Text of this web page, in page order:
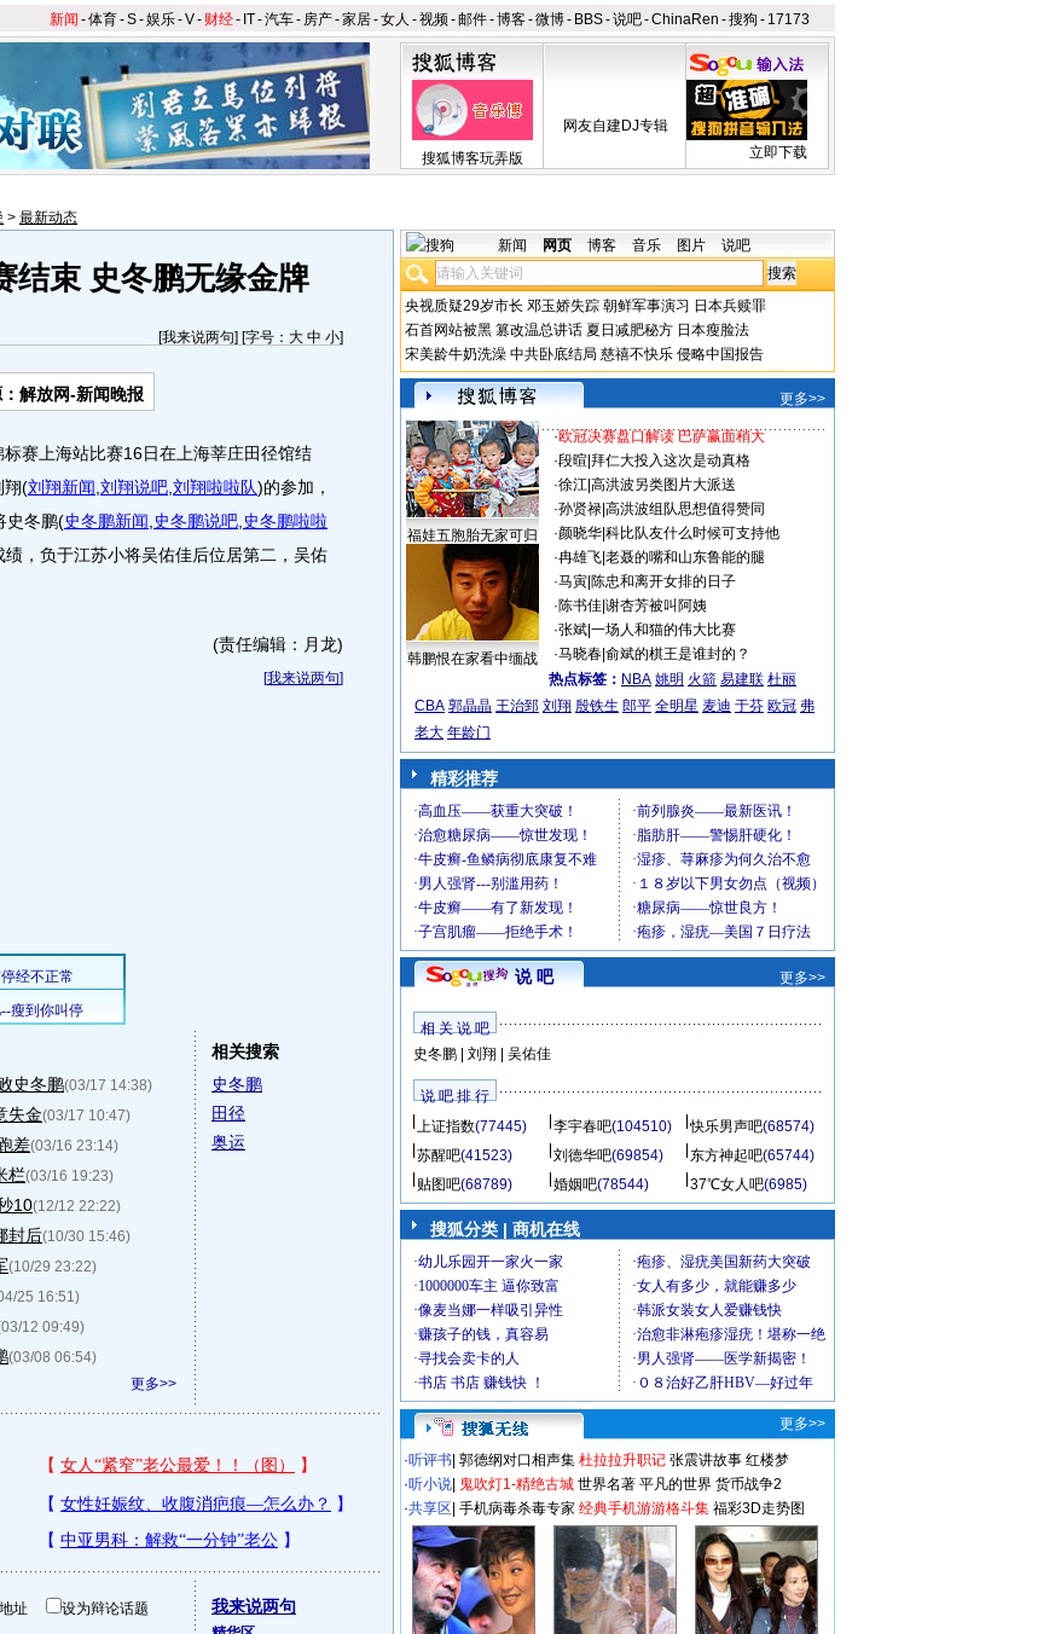
新闻 -体育-S-娱乐-V- 财经- IT-汽车- 房产-家居-女人 -视频-邮件-博客-微博- BBS-说吧-ChinaRen -搜狗 - 17173
搜狐博客玩弄版
网友自建DJ专辑
立即下载
> 最新动态
结束 史冬鹏无缘金牌
[我来说两句] [字号： 大 中 小]
解放网-新闻晚报
标赛上海站比赛16日在上海莘庄田径馆结
翔(刘翔新闻 刘翔说吧 刘翔啦啦队)的参加，
史冬鹏(史冬鹏新闻 史冬鹏说吧 史冬鹏啦啦
，负于江苏小将吴佑佳后位居第二，吴佑
(责任编辑：月龙)
[我来说两句]
史冬鹏(03/17 14:38)
失金(03/17 10:47)
差(03/16 23:14)
栏(03/16 19:23)
10(12/12 22:22)
封后(10/30 15:46)
(10/29 23:22)
25 16:51)
12 09:49)
(03/08 06:54)
更多>>
相关搜索
史冬鹏
田径
奥运
地址 设为辩论话题 我来说两句
新闻 网页 博客 音乐 图片 说吧
央视质疑29岁市长 邓玉娇失踪 朝鲜军事演习 日本兵赎罪
石首网站被黑 篡改温总讲话 夏日减肥秘方 日本瘦脸法
宋美龄牛奶洗澡 中共卧底结局 慈禧不快乐 侵略中国报告
更多>>
福娃五胞胎无家可归
韩鹏恨在家看中缅战
·欧冠决赛盘口解读 巴萨赢面稍大
·段暄 拜仁大投入这次是动真格
·徐江| 高洪波另类图片大派送
·孙贤禄| 高洪波组队思想值得赞同
·颜晓华| 科比队友什么时候可支持他
·冉雄飞| 老聂的嘴和山东鲁能的腿
·马寅| 陈忠和离开女排的日子
·陈书佳| 谢杏芳被叫阿姨
·张斌| 一场人和猫的伟大比赛
·马晓春| 俞斌的棋王是谁封的？
热点标签： NBA 姚明 火箭 易建联 杜丽
CBA 郭晶晶 王治郅 刘翔 殷铁生 郎平 全明星 麦迪 于芬 欧冠 弗
老大 年龄门
精彩推荐
说 吧 更多>>
相 关 说 吧
史冬鹏| 刘翔 吴佑佳
说 吧 排 行
上证指数(77445) 李宇春吧(104510) 快乐男声吧(68574)
苏醒吧(41523) 刘德华吧(69854) 东方神起吧(65744)
贴图吧(68789) 婚姻吧(78544) 37℃女人吧(6985)
搜狐分类 | 商机在线
更多>>
·听评书 郭德纲对口相声集 杜拉拉升职记 张震讲故事 红楼梦
·听小说 鬼吹灯1-精绝古城 世界名著 平凡的世界 货币战争2
·共享区 手机病毒杀毒专家 经典手机游游格斗集 福彩3D走势图